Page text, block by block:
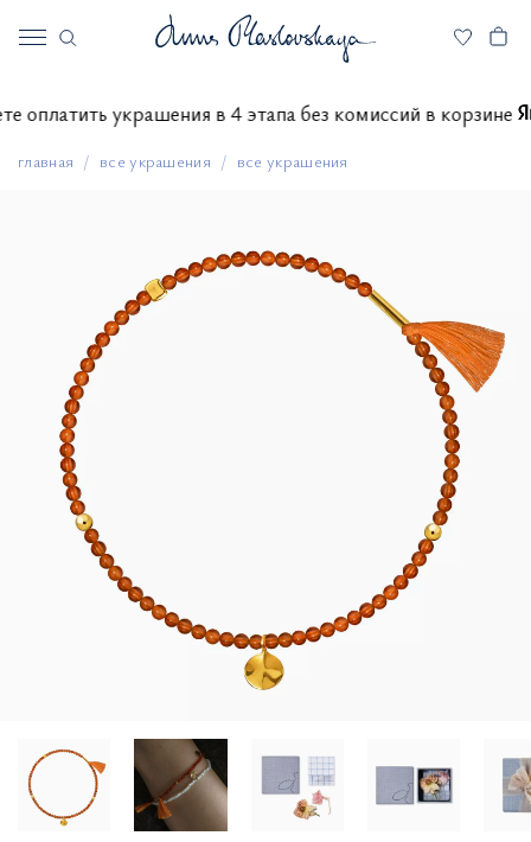
оплатить украшения в 4 этапа без комиссий в
главная все украшения все украшения